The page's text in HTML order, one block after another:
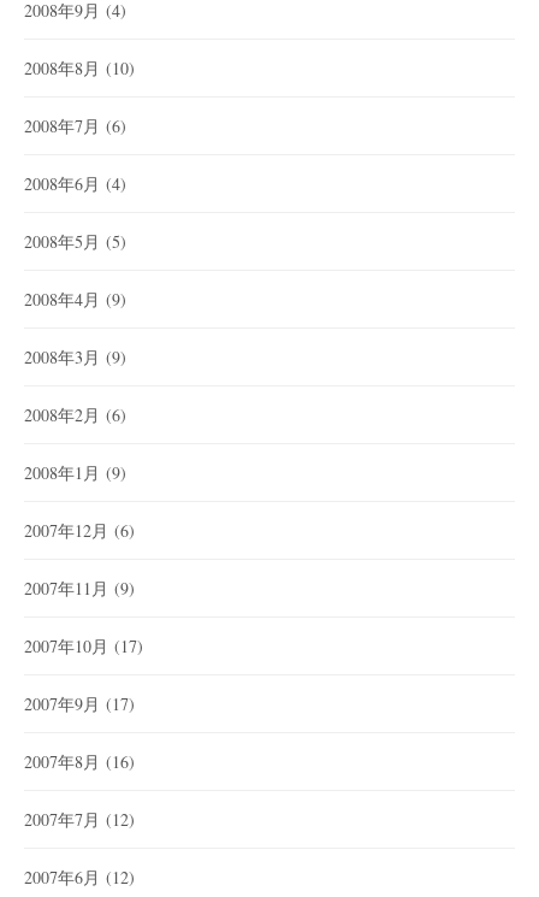
2008年9月 (4)
2008年8月 (10)
2008年7月 (6)
2008年6月 (4)
2008年5月 (5)
2008年4月 (9)
2008年3月 (9)
2008年2月 (6)
2008年1月 (9)
2007年12月 (6)
2007年11月 (9)
2007年10月 (17)
2007年9月 (17)
2007年8月 (16)
2007年7月 (12)
2007年6月 (12)